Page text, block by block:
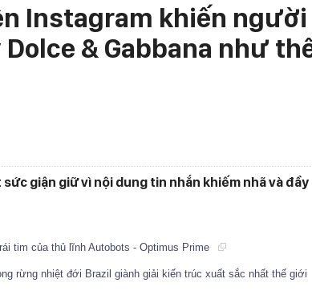
Instagram khiến người
& Gabbana như
giận giữ vì nội dung tin nhắn khiếm nhã và đầy
tim của thủ lĩnh Autobots - Optimus Prime
rừng nhiệt đới Brazil giành giải kiến trúc xuất sắc nhất thế giới